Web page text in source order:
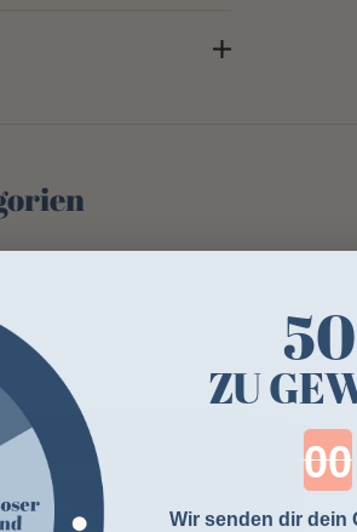
ZU
Wir senden dir dein